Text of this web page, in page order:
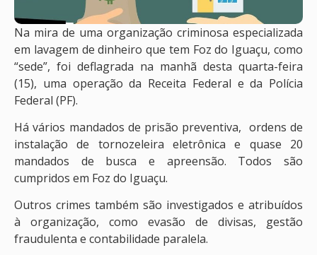
Na mira de uma organização criminosa especializada
em lavagem de dinheiro que tem Foz do Iguaçu, como
“sede”, foi deflagrada na manhã desta quarta-feira
(15), uma operação da Receita Federal e da Polícia
Federal (PF).
Há vários mandados de prisão preventiva, ordens de
instalação de tornozeleira eletrônica e quase 20
mandados de busca e apreensão. Todos são
cumpridos em Foz do Iguaçu.
Outros crimes também são investigados e atribuídos
à organização, como evasão de divisas, gestão
fraudulenta e contabilidade paralela.